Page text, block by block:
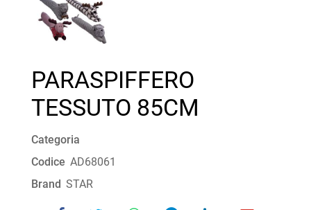
PARASPIFFERO
TESSUTO 85CM
Categoria
Codice AD68061
Brand STAR